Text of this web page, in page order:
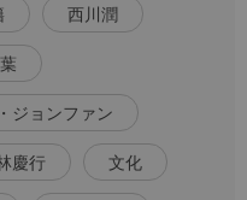
西川潤
ジョンファン
慶行 文化